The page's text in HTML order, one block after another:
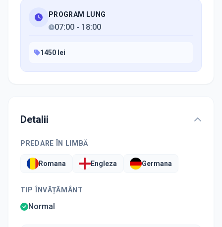
PROGRAM LUNG
07:00 - 18:00
1450 lei
Detalii
PREDARE ÎN LIMBĂ
Romana Engleza Germana
TIP ÎNVĂȚĂMÂNT
Normal